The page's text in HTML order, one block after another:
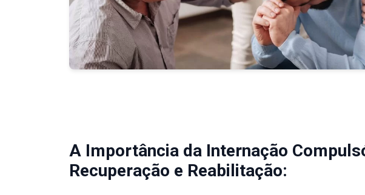
A Importância da Internação
Recuperação e Reabilitação: